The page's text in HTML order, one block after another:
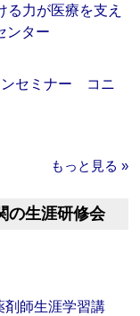
る力が医療を支え
ンター
ンセミナー コニ
もっと見る »
の生涯研修会
師生涯学習講